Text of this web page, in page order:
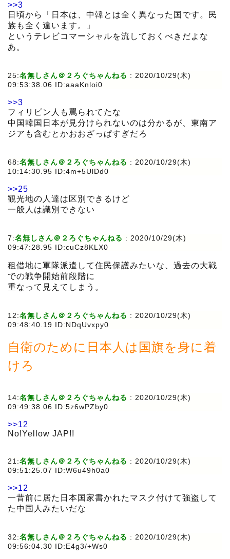
>>3
日頃から「日本は、中韓とは全く異なった国です。民
族も全く違います。」
というテレビコマーシャルを流しておくべきだよな
あ。
25:名無しさん＠２ろぐちゃんねる : 2020/10/29(木)
09:53:38.06 ID:aaaKnloi0
>>3
フィリピン人も罵られてたな
中国韓国日本が見分けられないのは分かるが、東南ア
ジアも含むとかおおざっぱすぎだろ
68:名無しさん＠２ろぐちゃんねる : 2020/10/29(木)
10:14:30.95 ID:4m+5UlDd0
>>25
観光地の人達は区別できるけど
一般人は識別できない
7:名無しさん＠２ろぐちゃんねる : 2020/10/29(木)
09:47:28.95 ID:cuCz8KLX0
租借地に軍隊派遣して住民保護みたいな、過去の大戦
での戦争開始前段階に
重なって見えてしまう。
12:名無しさん＠２ろぐちゃんねる : 2020/10/29(木)
09:48:40.19 ID:NDqUvxpy0
自衛のために日本人は国旗を身に着
けろ
14:名無しさん＠２ろぐちゃんねる : 2020/10/29(木)
09:49:38.06 ID:5z6wPZby0
>>12
No!Yellow JAP!!
21:名無しさん＠２ろぐちゃんねる : 2020/10/29(木)
09:51:25.07 ID:W6u49h0a0
>>12
一昔前に居た日本国家書かれたマスク付けて強盗して
た中国人みたいだな
32:名無しさん＠２ろぐちゃんねる : 2020/10/29(木)
09:56:04.30 ID:E4g3/+Ws0